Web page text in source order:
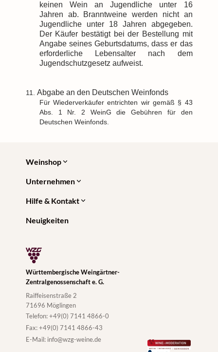
keinen Wein an Jugendliche unter 16
Jahren ab. Branntweine werden nicht an
Jugendliche unter 18 Jahren abgegeben.
Der Käufer bestätigt bei der Bestellung mit
Angabe seines Geburtsdatums, dass er das
erforderliche Lebensalter nach dem
Jugendschutzgesetz aufweist.
11. Abgabe an den Deutschen Weinfonds
Für Wiederverkäufer entrichten wir gemäß § 43
Abs. 1 Nr. 2 WeinG die Gebühren für den
Deutschen Weinfonds.
Württembergische Weingärtner-
Zentralgenossenschaft e. G.
Raiffeisenstraße 2
71696 Möglingen
Telefon: +49(0) 7141 4866-0
Fax: +49(0) 7141 4866-43
E-Mail: info@wzg-weine.de
Weinshop
Unternehmen
Hilfe & Kontakt
Neuigkeiten